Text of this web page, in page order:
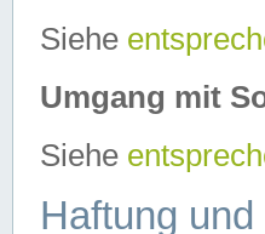
Siehe
Umgang mit
Siehe
Haftung